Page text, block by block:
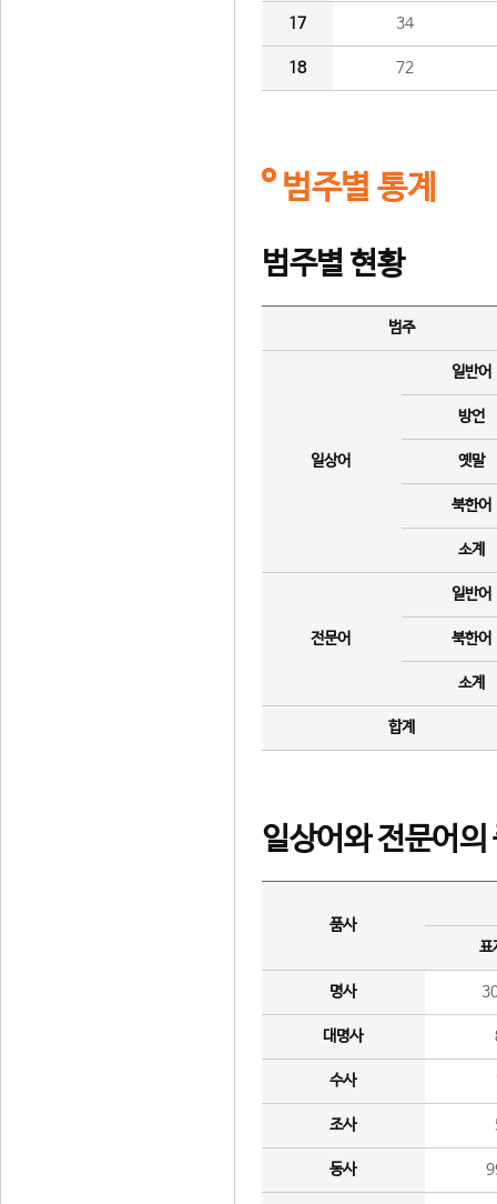
17 34
18 72
범주별 통계
범주별 현황
범주
일상어
일반어
방언
옛말
북한어
소계
전문어
일반어
북한어
소계
합계
일상어와 전문어의
품사
표
명사
대명사
수사
조사
동사